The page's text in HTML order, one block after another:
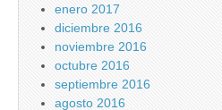
enero 2017
diciembre 2016
noviembre 2016
octubre 2016
septiembre 2016
agosto 2016